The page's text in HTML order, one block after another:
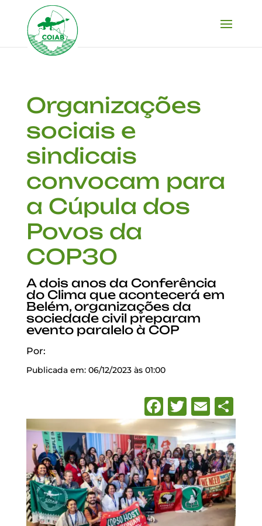
Organizações
sociais e
sindicais
convocam para
a Cúpula dos
Povos da
COP30
A dois anos da Conferência
do Clima que acontecerá em
Belém, organizações da
sociedade civil preparam
evento paralelo à COP
Por:
Publicada em: 06/12/2023 às 01:00
Facebook
Twitter